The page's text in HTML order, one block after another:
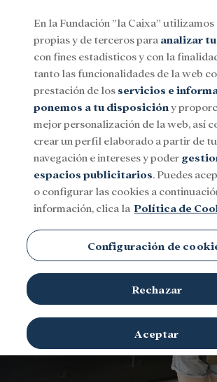
Menu
SocialInvestigación y becasCultura
En la Fundación ”la Caixa”
propias y de terceros para analizar
con fines estadísticos y con la
tanto las funcionalidades de la web
prestación de los servicios e
ponemos a tu disposición y
mejor personalización de la web, así
crear un perfil elaborado a partir de
navegación e intereses y poder
espacios publicitarios. Puedes
o configurar las cookies a
información, clica la Política de
Configuración de
Rechazar
Aceptar